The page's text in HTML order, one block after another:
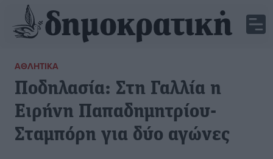
ΑΘΛΗΤΙΚΆ
Ποδηλασία: Στη Γαλλία η
Ειρήνη Παπαδημητρίου-
Σταμπόρη για δύο αγώνες